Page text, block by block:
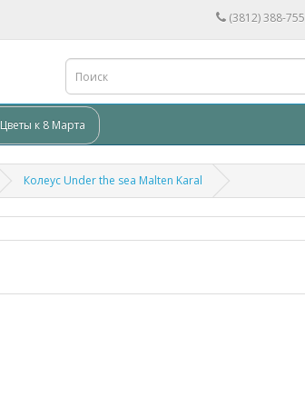
(3812) 388-755
Цветы к 8 Марта
Колеус Under the sea Malten Karal